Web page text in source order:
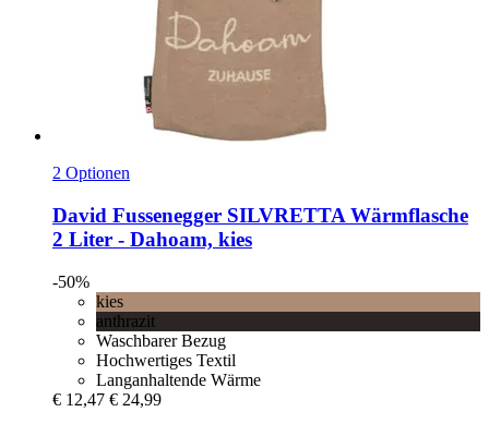
2 Optionen
David Fussenegger SILVRETTA Wärmflasche
2 Liter -​ Dahoam, kies
-50%
kies
anthrazit
Waschbarer Bezug
Hochwertiges Textil
Langanhaltende Wärme
€ 12,47 € 24,99